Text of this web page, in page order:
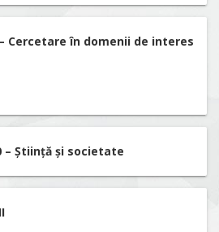
Cercetare în domenii de interes
– Știință și societate